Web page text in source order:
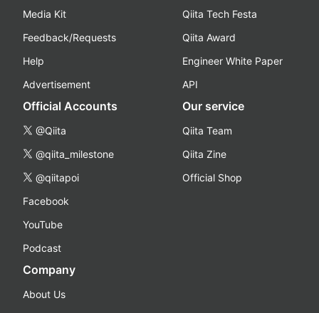
Media Kit
Feedback/Requests
Help
Advertisement
Qiita Tech Festa
Qiita Award
Engineer White Paper
API
Official Accounts
@Qiita
@qiita_milestone
@qiitapoi
Facebook
YouTube
Podcast
Our service
Qiita Team
Qiita Zine
Official Shop
Company
About Us